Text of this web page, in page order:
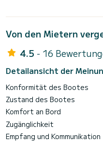
Von den Mietern
4.5 - 16
Detailansicht der
Konformität des Bootes
Zustand des Bootes
Komfort an Bord
Zugänglichkeit
Empfang und Kommunikation